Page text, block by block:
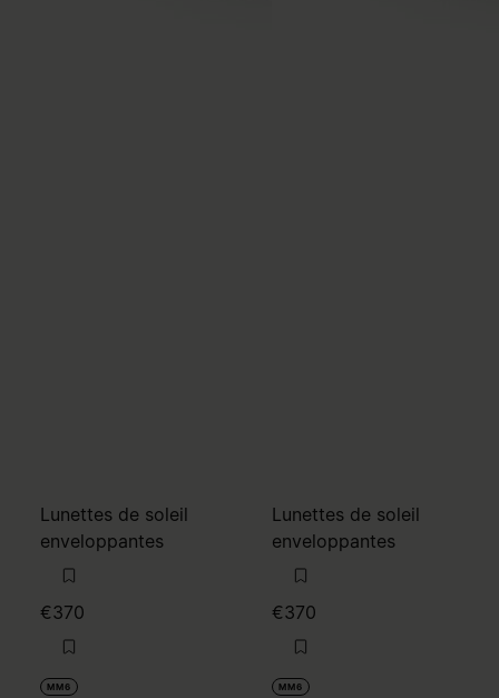
Lunettes de soleil
enveloppantes
€370
MM6
Lunettes de soleil
enveloppantes
€370
MM6